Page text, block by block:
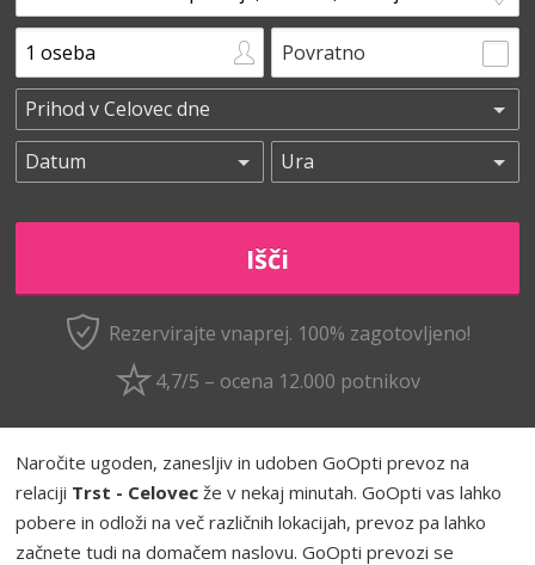
Povratno
Rezervirajte vnaprej. 100% zagotovljeno!
4,7/5 – ocena 12.000 potnikov
Naročite ugoden, zanesljiv in udoben GoOpti prevoz na
relaciji Trst - Celovec že v nekaj minutah. GoOpti vas lahko
pobere in odloži na več različnih lokacijah, prevoz pa lahko
začnete tudi na domačem naslovu. GoOpti prevozi se